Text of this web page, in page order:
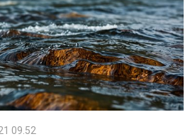
pri združenju Glendon, navaja
lahko pri tem pomagajo.
09.52